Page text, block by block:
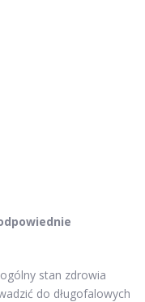
stan zdrowia
do długofalowych